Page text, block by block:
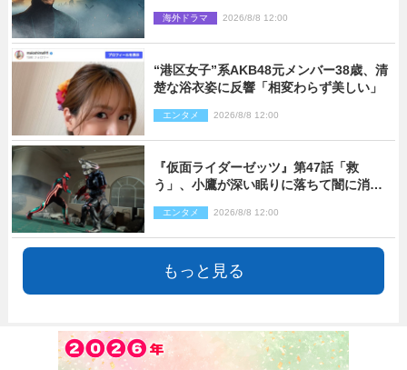
海外ドラマ 2026/8/8 12:00
“港区女子”系AKB48元メンバー38歳、清
楚な浴衣姿に反響「相変わらず美しい」
エンタメ 2026/8/8 12:00
『仮面ライダーゼッツ』第47話「救
う」、小鷹が深い眠りに落ちて闇に消え
エンタメ 2026/8/8 12:00
もっと見る